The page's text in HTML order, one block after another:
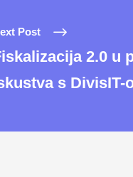
Post
2.0 u
s DivisIT-